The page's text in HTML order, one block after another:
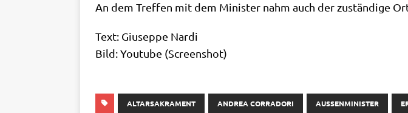
An dem Tref­fen mit dem Mini­ster nahm auch der zustän­di­ge
Text: Giu­sep­pe Nardi
Bild: You­tube (Screen­shot)
ALTARSAKRAMENT ANDREA CORRADORI AUSSENMINISTER